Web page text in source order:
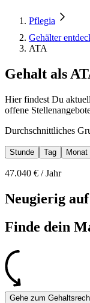
Pflegia
Gehälter
ATA
Gehalt als
Hier findest Du
offene
Durchschnittliches
Stunde Tag Monat
47.040 € /Jahr
Neugierig
Finde dein
Gehe zum